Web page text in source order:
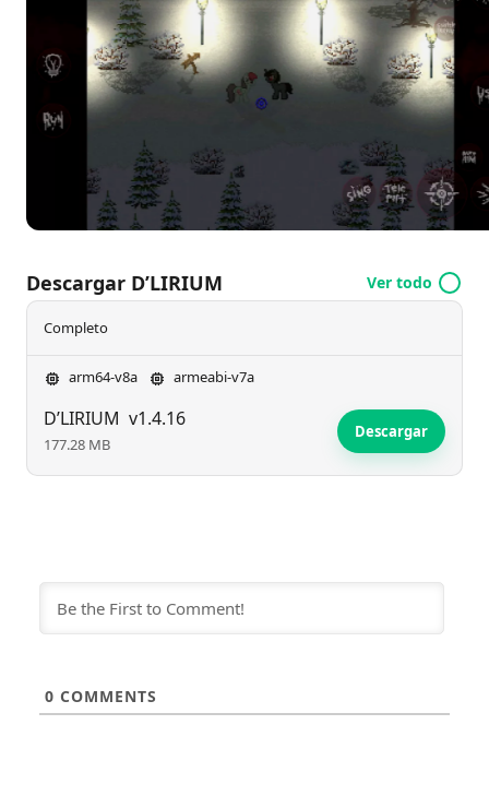
ocurrencias impredecibles, creando una experiencia
inmersiva y emocionante que captura la esencia de
la nostalgia mientras ofrece un giro fresco en el
género.
Descargar D’LIRIUM Ver todo
Completo
arm64-v8a armeabi-v7a
D’LIRIUM v1.4.16
177.28 MB
Descargar
0 COMMENTS